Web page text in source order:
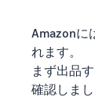
Amazonに
れます。
まず出品
確認しまし